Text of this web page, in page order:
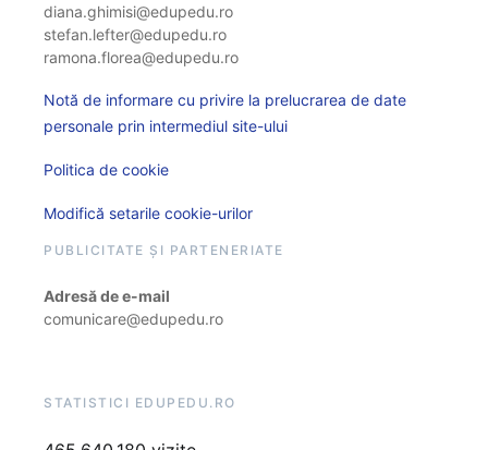
diana.ghimisi@edupedu.ro
stefan.lefter@edupedu.ro
ramona.florea@edupedu.ro
Notă de informare cu privire la prelucrarea de date
personale prin intermediul site-ului
Politica de cookie
Modifică setarile cookie-urilor
PUBLICITATE ȘI PARTENERIATE
Adresă de e-mail
comunicare@edupedu.ro
STATISTICI EDUPEDU.RO